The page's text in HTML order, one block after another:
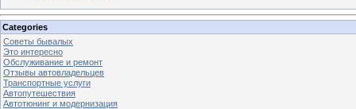
Categories
Советы бывалых
Это интересно
Обслуживание и ремонт
Отзывы автовладельцев
Транспортные услуги
Автопутешествия
Автотюнинг и модернизация